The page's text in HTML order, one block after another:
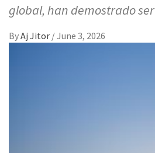
global, han demostrado ser
ByAj Jitor /June 3, 2026